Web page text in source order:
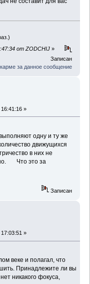
от ZODCHIJ »
Записан
за данное сообщение
»
одну и ту же
движущихся
в них не
Что это за
Записан
»
веке и полагал, что
Принадлежите ли вы
никакого фокуса,